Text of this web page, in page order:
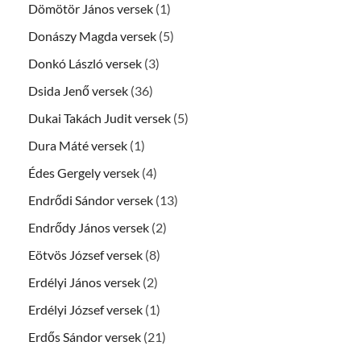
Dömötör János versek (1)
Donászy Magda versek (5)
Donkó László versek (3)
Dsida Jenő versek (36)
Dukai Takách Judit versek (5)
Dura Máté versek (1)
Édes Gergely versek (4)
Endrődi Sándor versek (13)
Endrődy János versek (2)
Eötvös József versek (8)
Erdélyi János versek (2)
Erdélyi József versek (1)
Erdős Sándor versek (21)